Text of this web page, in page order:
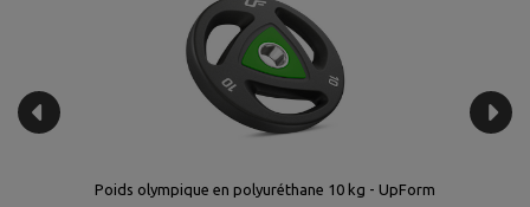
Poids olympique en polyuréthane 10 kg - UpForm